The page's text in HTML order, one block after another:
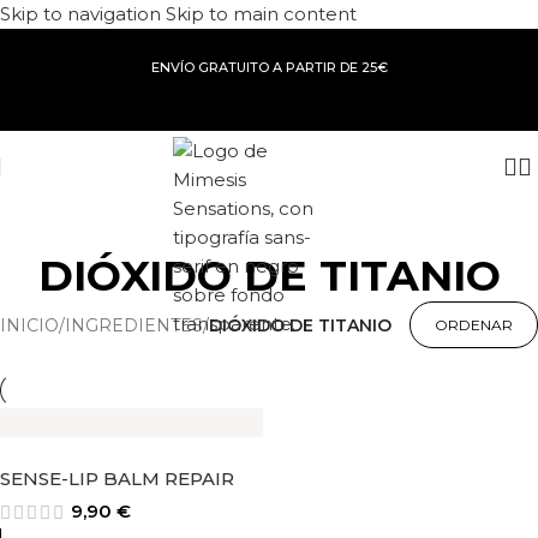
Skip to navigation Skip to main content
ENVÍO GRATUITO A PARTIR DE 25€
DIÓXIDO DE TITANIO
INICIO/INGREDIENTES/DIÓXIDO DE TITANIO
SENSE-LIP BALM REPAIR
9,90 €